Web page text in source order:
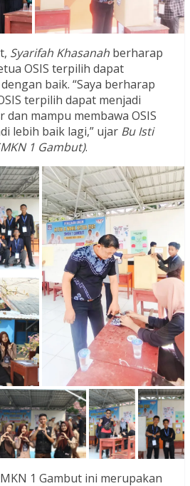
Syarifah Khasanah berharap
OSIS terpilih dapat
baik. “Saya berharap
terpilih dapat menjadi
mampu membawa OSIS
lebih baik lagi,” ujar Bu Isti
1 Gambut).
1 Gambut ini merupakan